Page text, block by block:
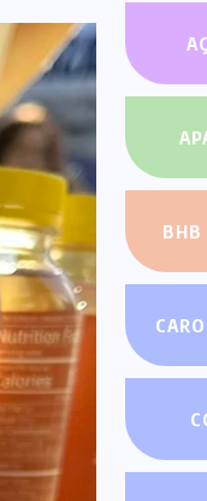
BHB